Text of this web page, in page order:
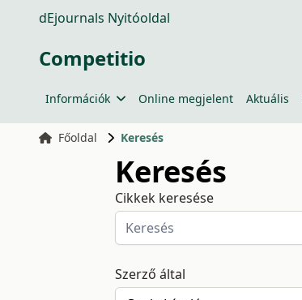
dEjournals Nyitóoldal
Competitio
Információk Online megjelent Aktuális
Főoldal Keresés
Keresés
Cikkek keresése
Szerző által